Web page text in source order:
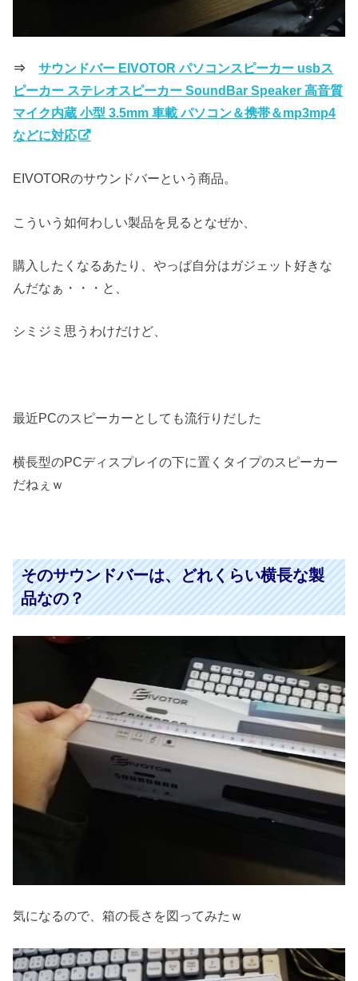
⇒サウンドバー EIVOTOR パソコンスピーカー usbス
ピーカー ステレオスピーカー SoundBar Speaker 高音質
マイク内蔵 小型 3.5mm 車載 パソコン＆携帯＆mp3mp4
などに対応
EIVOTORのサウンドバーという商品。
こういう如何わしい製品を見るとなぜか、
購入したくなるあたり、やっぱ自分はガジェット好きな
んだなぁ・・・と、
シミジミ思うわけだけど、
最近PCのスピーカーとしても流行りだした
横長型のPCディスプレイの下に置くタイプのスピーカー
だねぇｗ
そのサウンドバーは、どれくらい横長な製
品なの？
気になるので、箱の長さを図ってみたｗ